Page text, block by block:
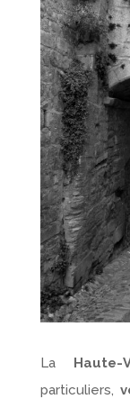
La Haute-
particuliers,